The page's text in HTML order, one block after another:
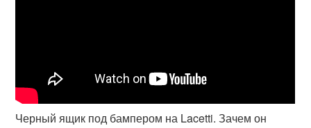
Черный ящик под бампером на Lacetti. Зачем он